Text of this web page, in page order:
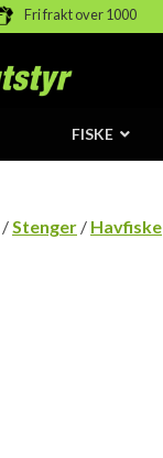
Fri frakt over 1000
FISKE
/Stenger / Havfiske